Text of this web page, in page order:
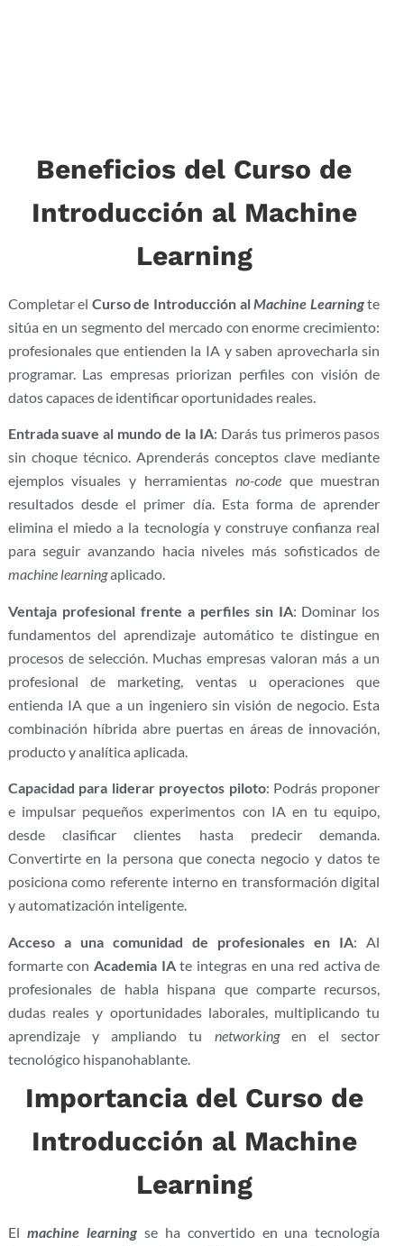
Beneficios del Curso de
Introducción al Machine
Learning
Completar el Curso de Introducción alMachine Learningte
sitúa en un segmento del mercado con enorme crecimiento:
profesionales que entienden la IA y saben aprovecharla sin
programar. Las empresas priorizan perfiles con visión de
datos capaces de identificar oportunidades reales.
Entrada suave al mundo de la IA: Darás tus primeros pasos
sin choque técnico. Aprenderás conceptos clave mediante
ejemplos visuales y herramientas no-codeque muestran
resultados desde el primer día. Esta forma de aprender
elimina el miedo a la tecnología y construye confianza real
para seguir avanzando hacia niveles más sofisticados de
machine learningaplicado.
Ventaja profesional frente a perfiles sin IA: Dominar los
fundamentos del aprendizaje automático te distingue en
procesos de selección. Muchas empresas valoran más a un
profesional de marketing, ventas u operaciones que
entienda IA que a un ingeniero sin visión de negocio. Esta
combinación híbrida abre puertas en áreas de innovación,
producto y analítica aplicada.
Capacidad para liderar proyectos piloto: Podrás proponer
e impulsar pequeños experimentos con IA en tu equipo,
desde clasificar clientes hasta predecir demanda.
Convertirte en la persona que conecta negocio y datos te
posiciona como referente interno en transformación digital
y automatización inteligente.
Acceso a una comunidad de profesionales en IA: Al
formarte con Academia IAte integras en una red activa de
profesionales de habla hispana que comparte recursos,
dudas reales y oportunidades laborales, multiplicando tu
aprendizaje y ampliando tu networkingen el sector
tecnológico hispanohablante.
Importancia del Curso de
Introducción al Machine
Learning
El machine learningse ha convertido en una tecnología